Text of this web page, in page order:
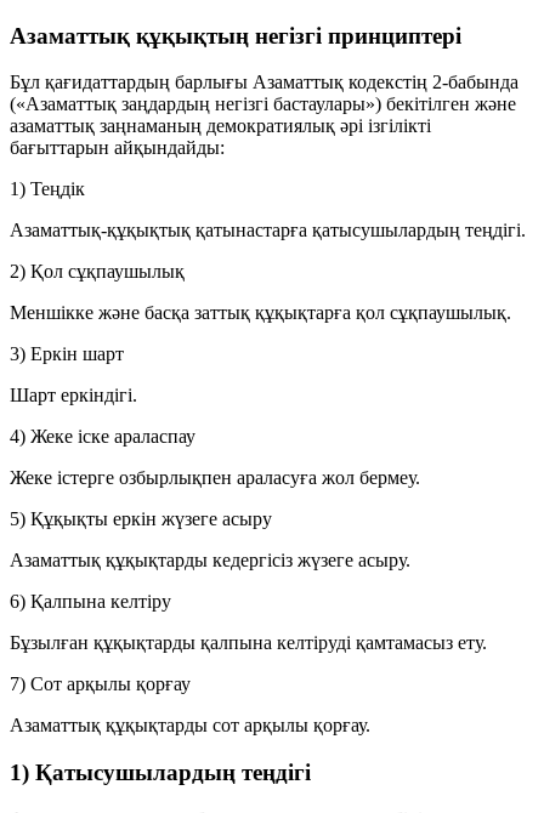
Азаматтық құқықтың негізгі принциптері
Бұл қағидаттардың барлығы Азаматтық кодекстің 2-бабында
(«Азаматтық заңдардың негізгі бастаулары») бекітілген және
азаматтық заңнаманың демократиялық әрі ізгілікті
бағыттарын айқындайды:
1) Теңдік
Азаматтық-құқықтық қатынастарға қатысушылардың теңдігі.
2) Қол сұқпаушылық
Меншікке және басқа заттық құқықтарға қол сұқпаушылық.
3) Еркін шарт
Шарт еркіндігі.
4) Жеке іске араласпау
Жеке істерге озбырлықпен араласуға жол бермеу.
5) Құқықты еркін жүзеге асыру
Азаматтық құқықтарды кедергісіз жүзеге асыру.
6) Қалпына келтіру
Бұзылған құқықтарды қалпына келтіруді қамтамасыз ету.
7) Сот арқылы қорғау
Азаматтық құқықтарды сот арқылы қорғау.
1) Қатысушылардың теңдігі